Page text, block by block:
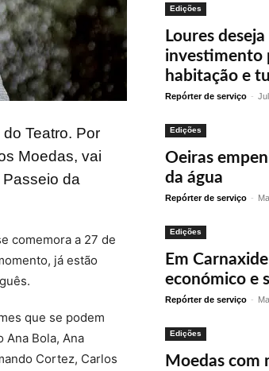
Teatro. Por
Moedas, vai
da
comemora a 27 de
já estão
que se podem
Ana Bola, Ana
Cortez, Carlos
Edições
Loures
investimento
habitação e
Repórter de serviço -
Edições
Oeiras
da água
Repórter de serviço -
Edições
Em
económico e
Repórter de serviço -
Edições
Moedas com